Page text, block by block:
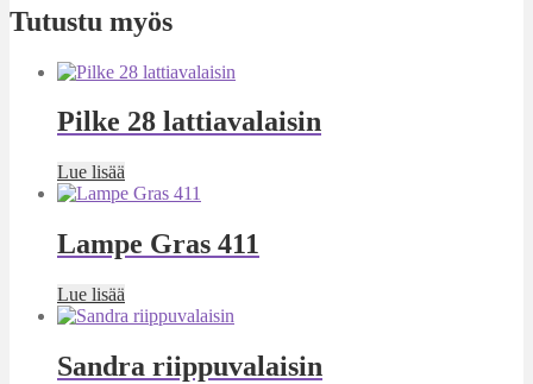
Tutustu myös
Pilke 28 lattiavalaisin
Lue lisää
Lampe Gras 411
Lue lisää
Sandra riippuvalaisin